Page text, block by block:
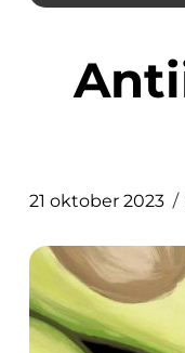
Antiinflammatorisk kost en
21 oktober 2023